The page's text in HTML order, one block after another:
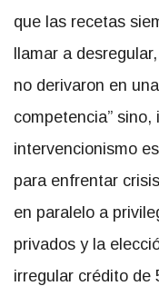
que las recetas
llamar a
no derivaron en
competencia”
intervencionismo
para enfrentar
en paralelo a
privados y la
irregular crédito de